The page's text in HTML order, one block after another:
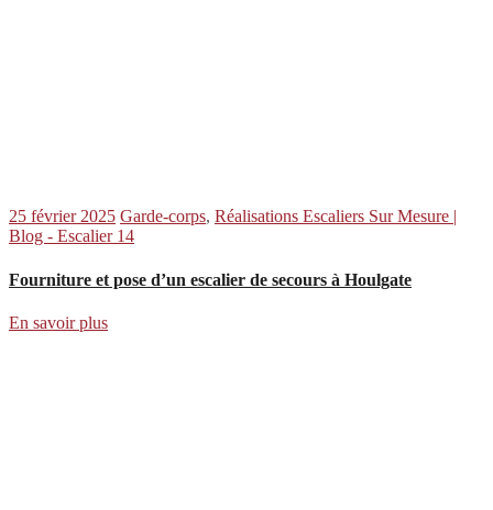
25 février 2025 Garde-corps, Réalisations Escaliers Sur Mesure |
Blog - Escalier 14
Fourniture et pose d’un escalier de secours à Houlgate
En savoir plus